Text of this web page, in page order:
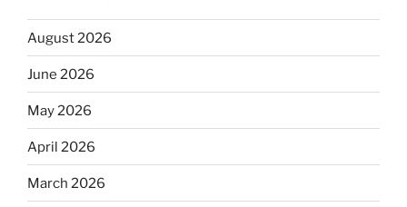
August 2026
June 2026
May 2026
April 2026
March 2026